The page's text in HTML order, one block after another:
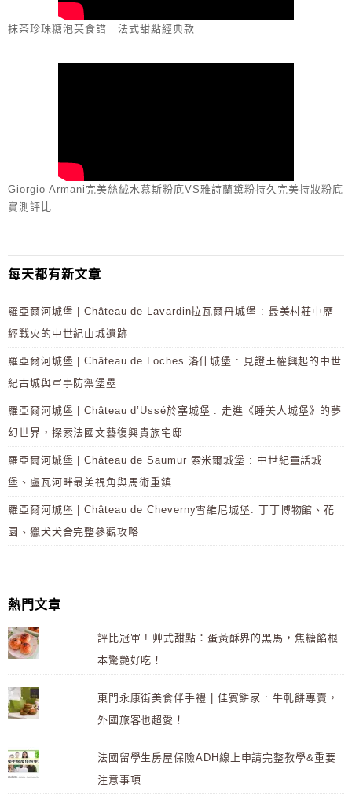
抹茶珍珠糖泡芙食譜｜法式甜點經典款
Giorgio Armani完美絲絨水慕斯粉底VS雅詩蘭黛粉持久完美持妝粉底
實測評比
每天都有新文章
羅亞爾河城堡 | Château de Lavardin拉瓦爾丹城堡 : 最美村莊中歷
經戰火的中世紀山城遺跡
羅亞爾河城堡 | Château de Loches 洛什城堡 : 見證王權興起的中世
紀古城與軍事防禦堡壘
羅亞爾河城堡 | Château d’Ussé於塞城堡 : 走進《睡美人城堡》的夢
幻世界，探索法國文藝復興貴族宅邸
羅亞爾河城堡 | Château de Saumur 索米爾城堡 : 中世紀童話城
堡、盧瓦河畔最美視角與馬術重鎮
羅亞爾河城堡 | Château de Cheverny雪維尼城堡: 丁丁博物館、花
園、獵犬犬舍完整參觀攻略
熱門文章
評比冠軍 ! 艸式甜點：蛋黃酥界的黑馬，焦糖餡根
本驚艷好吃！
東門永康街美食伴手禮 | 佳賓餅家 : 牛軋餅專賣，
外國旅客也超愛！
法國留學生房屋保險ADH線上申請完整教學&重要
注意事項